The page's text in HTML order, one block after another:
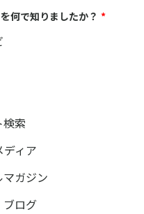
何で知りましたか？ *
検索
ィア
マガジン
ブログ